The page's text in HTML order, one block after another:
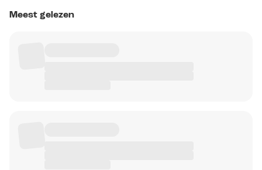
Meest gelezen